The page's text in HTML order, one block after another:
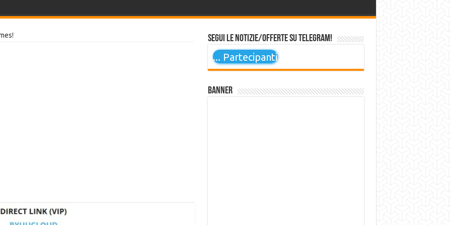
Segui le notizie/offerte su Telegram!
... Partecipanti
Banner